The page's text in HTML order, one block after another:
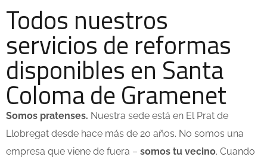
Todos nuestros
servicios de reformas
disponibles en Santa
Coloma de Gramenet
Somos pratenses. Nuestra sede está en El Prat de
Llobregat desde hace más de 20 años. No somos una
empresa que viene de fuera – somos tu vecino. Cuando